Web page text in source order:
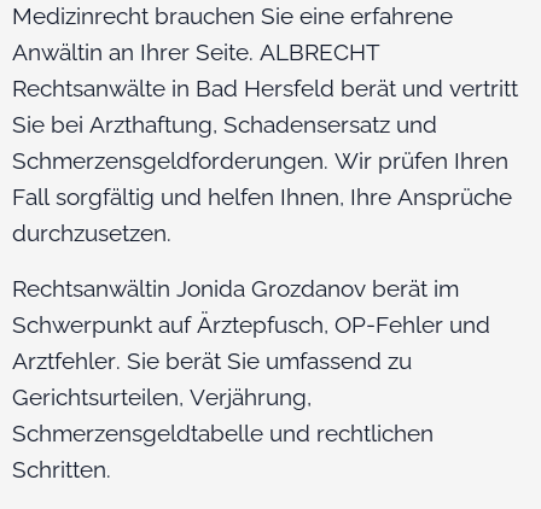
Medizinrecht brauchen Sie eine erfahrene
Anwältin an Ihrer Seite. ALBRECHT
Rechtsanwälte in Bad Hersfeld berät und vertritt
Sie bei Arzthaftung, Schadensersatz und
Schmerzensgeldforderungen. Wir prüfen Ihren
Fall sorgfältig und helfen Ihnen, Ihre Ansprüche
durchzusetzen.
Rechtsanwältin Jonida Grozdanov berät im
Schwerpunkt auf Ärztepfusch, OP-Fehler und
Arztfehler. Sie berät Sie umfassend zu
Gerichtsurteilen, Verjährung,
Schmerzensgeldtabelle und rechtlichen
Schritten.